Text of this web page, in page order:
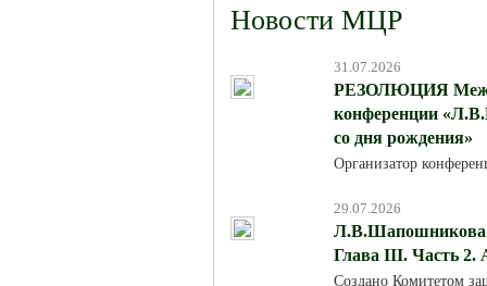
Новости МЦР
31.07.2026
РЕЗОЛЮЦИЯ
конференции
со дня рождения»
Организатор
29.07.2026
Л.В.Шапошникова.
Глава III. Часть 2.
Создано Комитетом